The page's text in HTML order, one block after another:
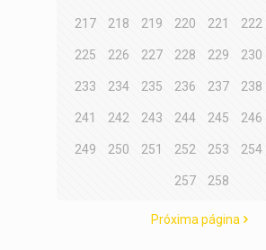
217 218 219 220 221 222
225 226 227 228 229 230
233 234 235 236 237 238
241 242 243 244 245 246
249 250 251 252 253 254
257 258
Próxima página